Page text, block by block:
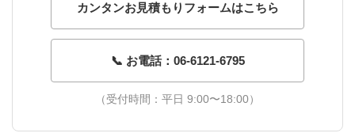
カンタンお見積もりフォームはこちら
📞 お電話：06-6121-6795
（受付時間：平日 9:00〜18:00）